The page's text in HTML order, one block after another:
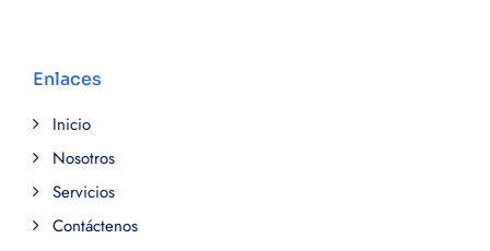
Enlaces
Inicio
Nosotros
Servicios
Contáctenos